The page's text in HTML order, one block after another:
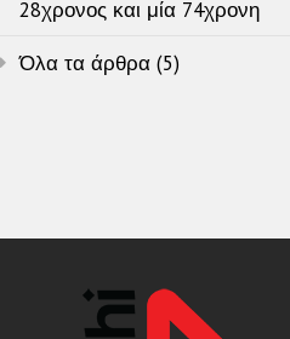
28χρονος και μία 74χρονη
Όλα τα άρθρα (5)